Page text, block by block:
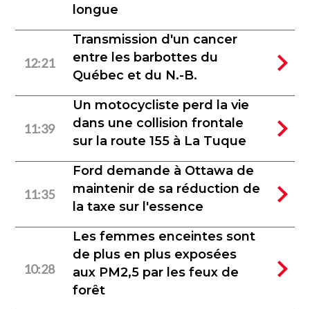
longue
12:21
Transmission d'un cancer
entre les barbottes du
Québec et du N.-B.
11:39
Un motocycliste perd la vie
dans une collision frontale
sur la route 155 à La Tuque
11:35
Ford demande à Ottawa de
maintenir de sa réduction de
la taxe sur l'essence
10:28
Les femmes enceintes sont
de plus en plus exposées
aux PM2,5 par les feux de
forêt